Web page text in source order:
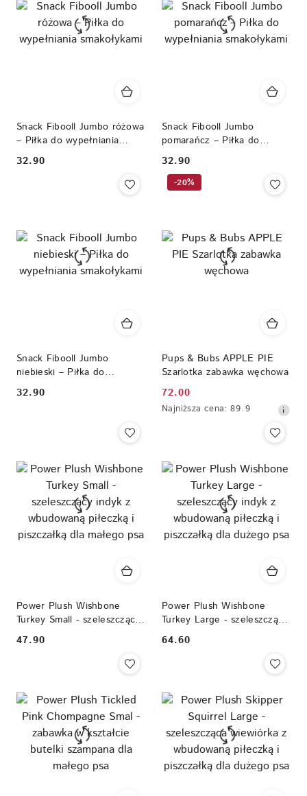
Snack Fibooll Jumbo różowa
– Piłka do wypełniania
smakołykami
Cena:
32.90
Snack Fibooll Jumbo
pomarańcz – Piłka do
wypełniania smakołykami
Cena:
32.90
Snack Fibooll Jumbo
niebieski – Piłka do
wypełniania smakołykami
Cena:
32.90
Pups & Bubs APPLE PIE
Szarlotka zabawka węchowa
Cena
promocyjna:
72.00
Najniższa
przed
obniżką
Najniższa cena: 89.9
-20%
Power Plush Wishbone
Turkey Small - szeleszczący
indyk z wbudowaną
piłeczką i piszczałką dla
Cena:
47.90
Power Plush Wishbone
Turkey Large - szeleszczący
indyk z wbudowaną
piłeczką i piszczałką dla
Cena:
64.60